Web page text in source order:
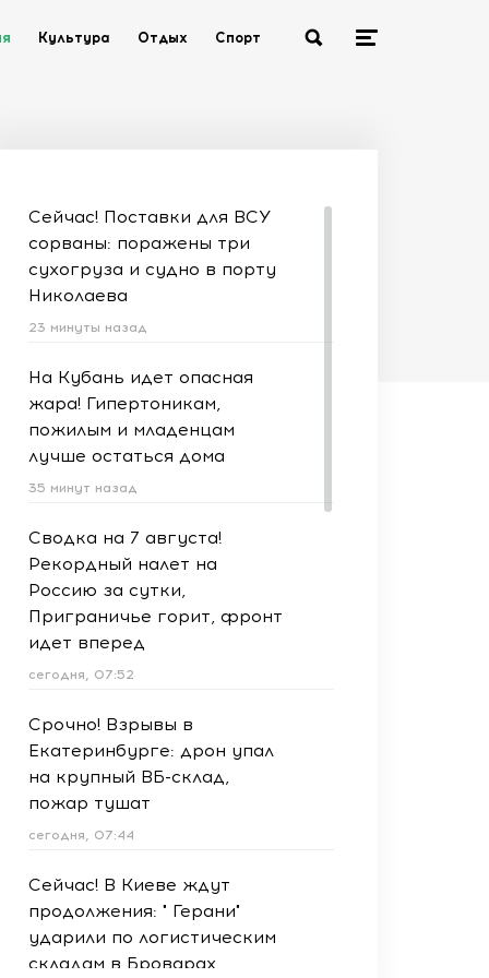
Культура Отдых Спорт
Сейчас! Поставки для ВСУ
сорваны: поражены три
сухогруза и судно в порту
Николаева
23 минуты назад
На Кубань идет опасная
жара! Гипертоникам,
пожилым и младенцам
лучше остаться дома
35 минут назад
Сводка на 7 августа!
Рекордный налет на
Россию за сутки,
Приграничье горит, фронт
идет вперед
сегодня, 07:52
Срочно! Взрывы в
Екатеринбурге: дрон упал
на крупный ВБ-склад,
пожар тушат
сегодня, 07:44
Сейчас! В Киеве ждут
продолжения: " Герани"
ударили по логистическим
складам в Броварах